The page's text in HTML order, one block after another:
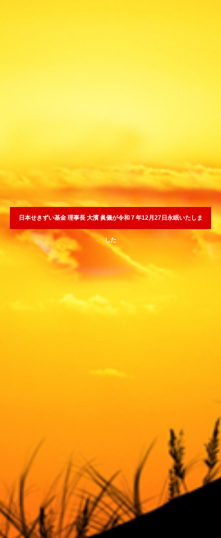
日本せきずい基金 理事長 大濱 眞儀が令和７年12月27日永眠いたしま
した